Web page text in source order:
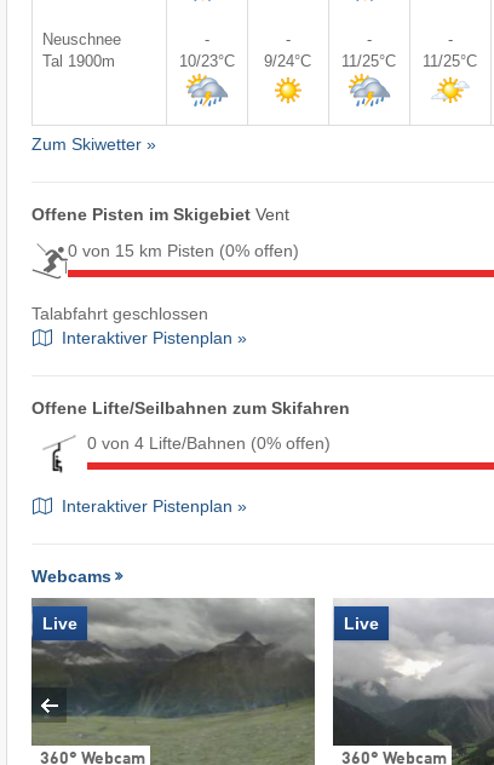
Neuschnee
Tal 1900m
-
10/23°C
-
9/24°C
-
11/25°C
-
11/25°C
Zum Skiwetter »
Offene Pisten im Skigebiet Vent
0 von 15 km Pisten (0% offen)
Talabfahrt geschlossen
Interaktiver Pistenplan »
Offene Lifte/Seilbahnen zum Skifahren
0 von 4 Lifte/Bahnen (0% offen)
Interaktiver Pistenplan »
Webcams
360° Webcam
Live
360° Webcam
Live